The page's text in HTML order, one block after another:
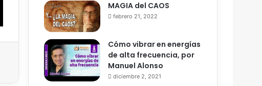
MAGIA del CAOS
febrero 21, 2022
Cómo vibrar en energías
de alta frecuencia, por
Manuel Alonso
diciembre 2, 2021